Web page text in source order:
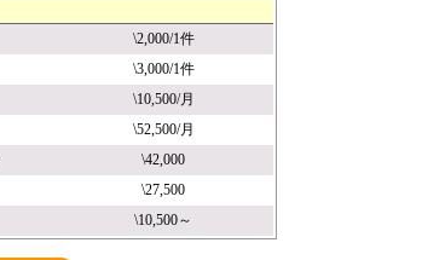
\2,000/1件
\3,000/1件
\10,500/月
\52,500/月
\42,000
\27,500
\10,500～